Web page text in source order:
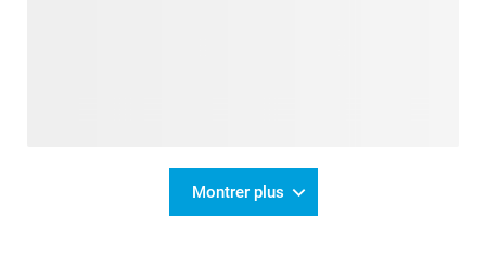
Montrer plus